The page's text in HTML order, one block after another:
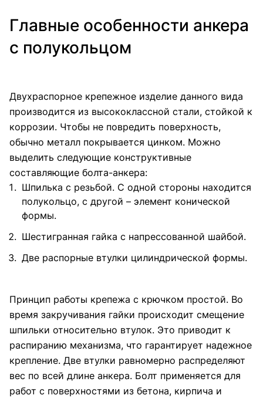
Главные особенности анкера
с полукольцом
Двухраспорное крепежное изделие данного вида
производится из высококлассной стали, стойкой к
коррозии. Чтобы не повредить поверхность,
обычно металл покрывается цинком. Можно
выделить следующие конструктивные
составляющие болта-анкера:
Шпилька с резьбой. С одной стороны находится
полукольцо, с другой – элемент конической
формы.
Шестигранная гайка с напрессованной шайбой.
Две распорные втулки цилиндрической формы.
Принцип работы крепежа с крючком простой. Во
время закручивания гайки происходит смещение
шпильки относительно втулок. Это приводит к
распиранию механизма, что гарантирует надежное
крепление. Две втулки равномерно распределяют
вес по всей длине анкера. Болт применяется для
работ с поверхностями из бетона, кирпича и